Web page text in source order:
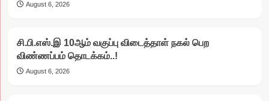
August 6, 2026
சி.பி.எஸ்.இ 10ஆம் வகுப்பு விடைத்தாள் நகல் பெற
விண்ணப்பம் தொடக்கம்..!
August 6, 2026